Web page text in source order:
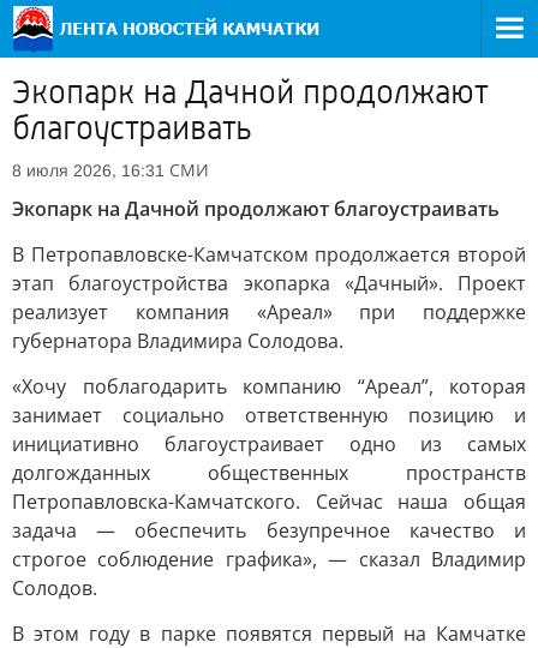
Экопарк на Дачной продолжают
благоустраивать
8 июля 2026, 16:31 СМИ
Экопарк на Дачной продолжают благоустраивать
В Петропавловске-Камчатском продолжается второй
этап благоустройства экопарка «Дачный». Проект
реализует компания «Ареал» при поддержке
губернатора Владимира Солодова.
«Хочу поблагодарить компанию “Ареал”, которая
занимает социально ответственную позицию и
инициативно благоустраивает одно из самых
долгожданных общественных пространств
Петропавловска-Камчатского. Сейчас наша общая
задача — обеспечить безупречное качество и
строгое соблюдение графика», — сказал Владимир
Солодов.
В этом году в парке появятся первый на Камчатке